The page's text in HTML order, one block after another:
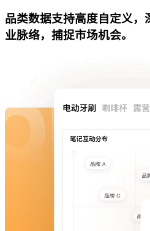
品类数据支持高度自定义，
业脉络，捕捉市场机会。